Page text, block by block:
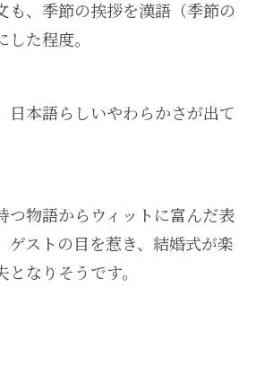
も、季節の挨拶を漢語（季節の
た程度。
日本語らしいやわらかさが出て
つ物語からウィットに富んだ表
ゲストの目を惹き、結婚式が楽
となりそうです。